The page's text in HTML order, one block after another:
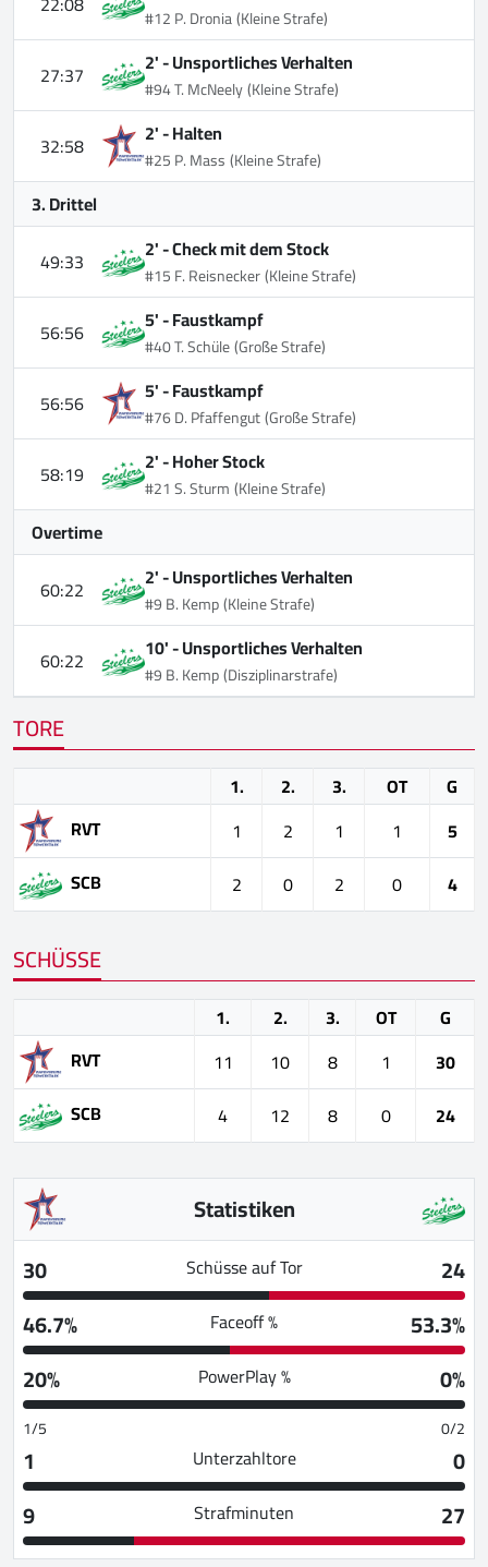
#12 P. Dronia(Kleine Strafe)
27:37 2' -Unsportliches Verhalten
#94 T. McNeely(Kleine Strafe)
32:58 2' -Halten
#25 P. Mass(Kleine Strafe)
3. Drittel
49:33
2' -Check mit dem Stock
#15 F. Reisnecker(Kleine Strafe)
56:56 5' -Faustkampf
#40 T. Schüle(Große Strafe)
56:56 5' -Faustkampf
#76 D. Pfaffengut(Große Strafe)
58:19 2' -Hoher Stock
#21 S. Sturm(Kleine Strafe)
Overtime
60:22
2' -Unsportliches Verhalten
#9 B. Kemp(Kleine Strafe)
60:22 10' -Unsportliches Verhalten
#9 B. Kemp(Disziplinarstrafe)
TORE
1. 2. 3. OT
G
RVT
1 2 1 1
5
SCB
2 0 2 0 4
SCHÜSSE
1. 2. 3. OT
G
RVT
11 10 8 1
30
SCB
4 12 8 0 24
Statistiken
30
Schüsse auf Tor
24
46.7%
Faceoff %
53.3%
20%
PowerPlay % 0%
1/5 0/2
1 Unterzahltore
0
9
Strafminuten
27